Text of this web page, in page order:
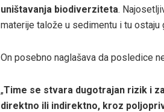
uništavanja biodiverziteta.
materije talože u sedimentu i tu ostaju
On posebno naglašava da posledice
„Time se stvara dugotrajan rizik i
direktno ili indirektno, kroz